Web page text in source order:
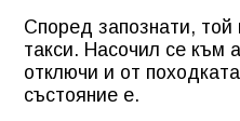
Според запознати, той
такси. Насочил се към
отключи и от
състояние е.